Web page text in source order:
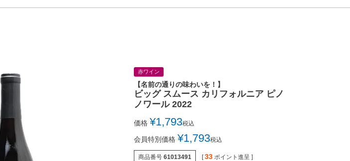
赤ワイン
【名前の通りの味わいを！】
ビッグ スムース カリフォルニア ピノ
ノワール 2022
価格 ¥1,793税込
会員特別価格 ¥1,793税込
商品番号 61013491 [ 33 ポイント進呈 ]